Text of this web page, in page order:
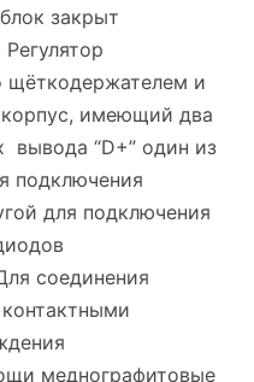
закрыт
щёткодержателем и
имеющий два
вывода “D+” один из
подключения
для подключения
соединения
меднографитовые